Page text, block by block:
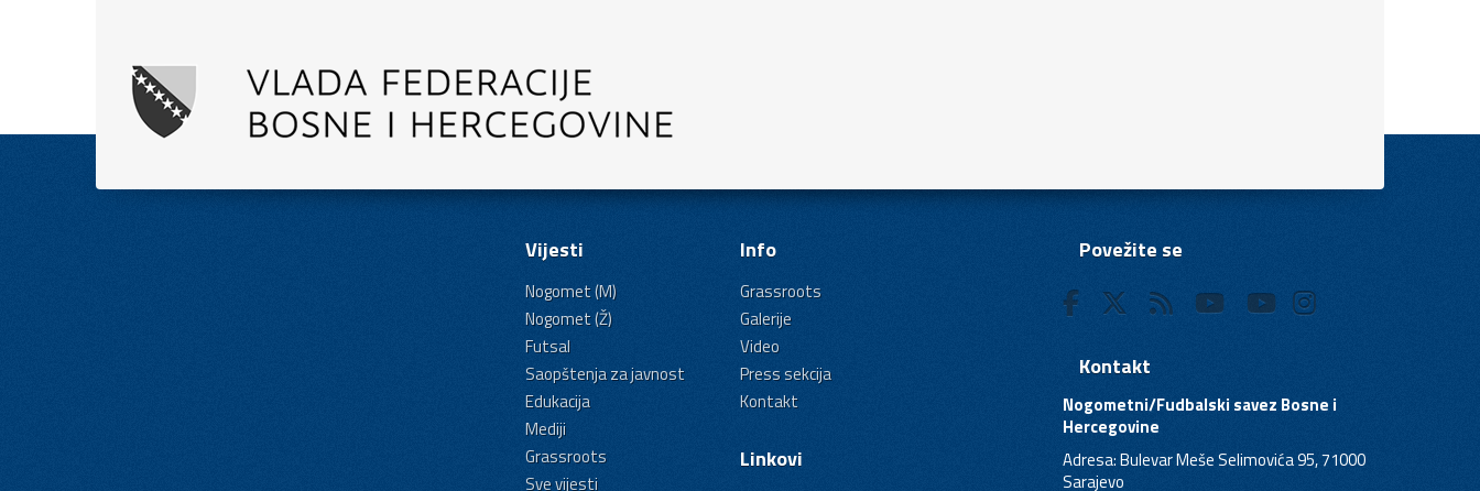
Vijesti
Nogomet (M)
Nogomet (Ž)
Futsal
Saopštenja za javnost
Edukacija
Mediji
Grassroots
Sve vijesti
Info
Grassroots
Galerije
Video
Press sekcija
Kontakt
Linkovi
Povežite se
Kontakt
Nogometni/Fudbalski savez Bosne i
Hercegovine
Adresa: Bulevar Meše Selimovića 95, 71000
Sarajevo